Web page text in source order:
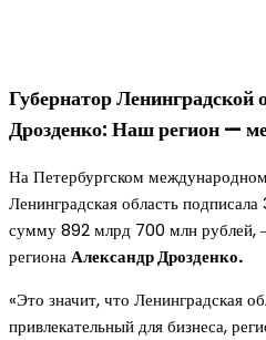
Губернатор Ленинградской
Дрозденко: Наш регион —
На Петербургском
Ленинградская область
сумму 892 млрд 700 млн рублей,
регионаАлександр Дрозденко.
«Это значит, что Ленинградская
привлекательный для бизнеса,